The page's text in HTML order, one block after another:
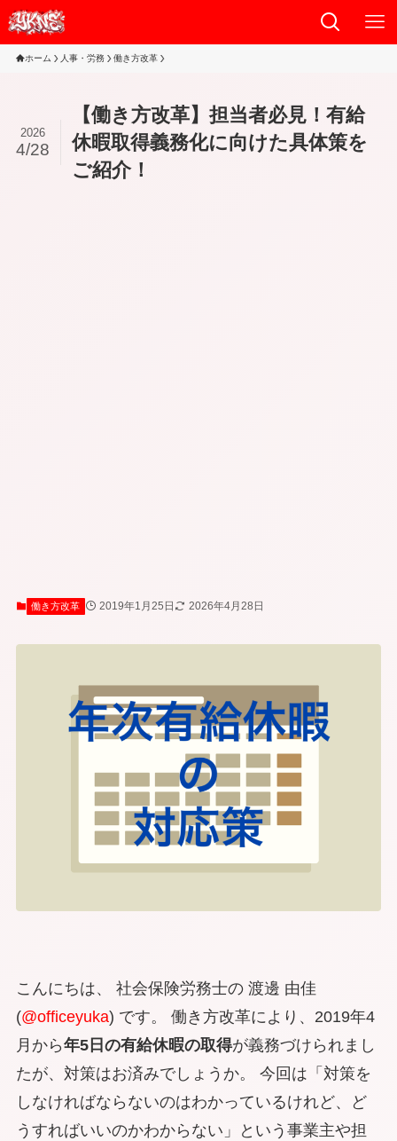
ホーム 人事・労務 働き方改革
【働き方改革】担当者必見！有給
休暇取得義務化に向けた具体策を
ご紹介！
2026
4/28
働き方改革 2019年1月25日 2026年4月28日
こんにちは、 社会保険労務士の 渡邊 由佳
(@officeyuka) です。 働き方改革により、2019年4
月から年5日の有給休暇の取得が義務づけられまし
たが、対策はお済みでしょうか。 今回は「 対策を
しなければならないのはわかっているけれど、ど
うすればいいのかわからない 」という事業主や担